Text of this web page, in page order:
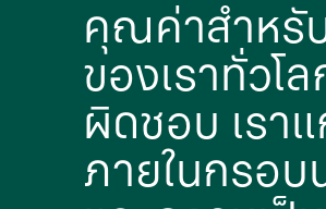
คุณค่าสําหรั
ของเราทั่วโ
ผิดชอบ เรา
ภายในกรอบ